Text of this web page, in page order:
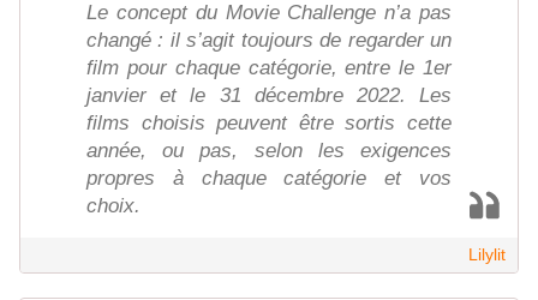
Le concept du Movie Challenge n’a pas
changé : il s’agit toujours de regarder un
film pour chaque catégorie, entre le 1er
janvier et le 31 décembre 2022. Les
films choisis peuvent être sortis cette
année, ou pas, selon les exigences
propres à chaque catégorie et vos
choix.
Lilylit